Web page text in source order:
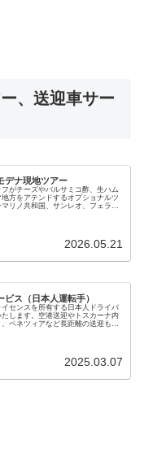
、送迎車サー
デナ現地ツアー
がチーズやバルサミコ酢、生ハム
方をアテンドするオプショナルツ
リノ共和国、サンレオ、フェラー
2026.05.21
ス（日本人運転手）
センスを所有する日本人ドライバ
します。空港送迎やトスカーナ内
ベネツィアなど長距離の送迎も可
2025.03.07